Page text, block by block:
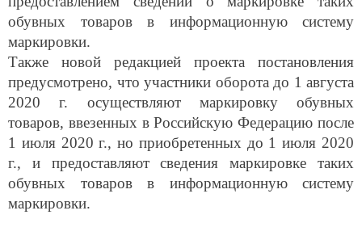
обувных товаров в информационную систему
маркировки.
Также новой редакцией проекта постановления
предусмотрено, что участники оборота до 1 августа
2020 г. осуществляют маркировку обувных
товаров, ввезенных в Российскую Федерацию после
1 июля 2020 г., но приобретенных до 1 июля 2020
г., и предоставляют сведения маркировке таких
обувных товаров в информационную систему
маркировки.